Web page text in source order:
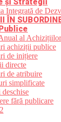
Integrată de
ÎN
al
achiziții publice
de inițiere
directe
de atribuire
simplificate
fără publicare